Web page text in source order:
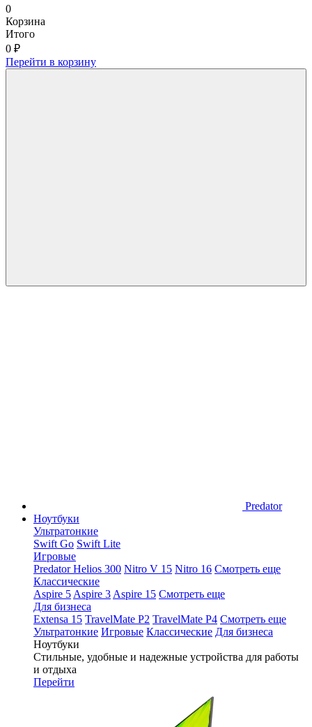
0
Корзина
Итого
0 ₽
Перейти в корзину
Predator
Ноутбуки
Ультратонкие
Swift Go Swift Lite
Игровые
Predator Helios 300 Nitro V 15 Nitro 16 Смотреть еще
Классические
Aspire 5 Aspire 3 Aspire 15 Смотреть еще
Для бизнеса
Extensa 15 TravelMate P2 TravelMate P4 Смотреть еще
Ультратонкие Игровые Классические Для бизнеса
Ноутбуки
Стильные, удобные и надежные устройства для работы
и отдыха
Перейти